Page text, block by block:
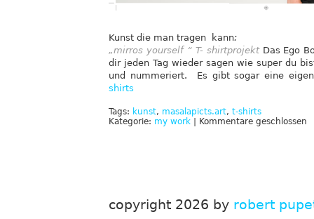
Kunst die man tragen kann:
„mirros yourself “ T- shirtprojektDas Ego
dir jeden Tag wieder sagen wie super du
und nummeriert. Es gibt sogar eine
shirts
Tags: kunst, masalapicts.art, t-shirts
Kategorie: my work Kommentare geschlossen
copyright 2026 by robert